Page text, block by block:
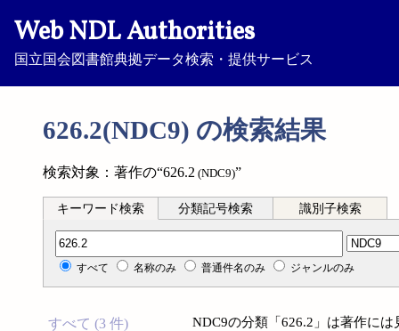
Web NDL Authorities
国立国会図書館典拠データ検索・提供サービス
626.2(NDC9) の検索結果
検索対象：著作の“626.2 (NDC9)”
キーワード検索 分類記号検索 識別子検索
分類記号検索
すべて 名称のみ 普通件名のみ ジャンルのみ
すべて (3 件)
NDC9の分類「626.2」は著作に